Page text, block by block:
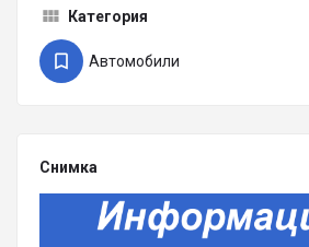
Категория
Автомобили
Снимка